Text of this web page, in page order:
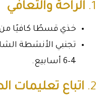
1. الراحة والتعافي
خذي قسطًا كافيًا من
تجنبي الأنشطة
4–6 أسابيع.
2. اتباع تعليمات